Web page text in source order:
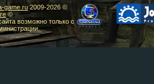
game.ru2009-2026 ©
©
возможно только с